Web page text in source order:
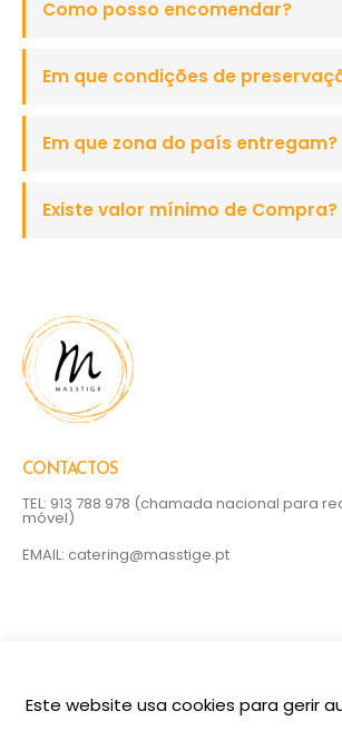
Como posso encomendar?
Em que condições de
Em que zona do país entregam?
Existe valor mínimo de Compra?
CONTACTOS
TEL: 913 788 978 (chamada nacional para
móvel)
EMAIL: catering@masstige.pt
Este website usa cookies para gerir